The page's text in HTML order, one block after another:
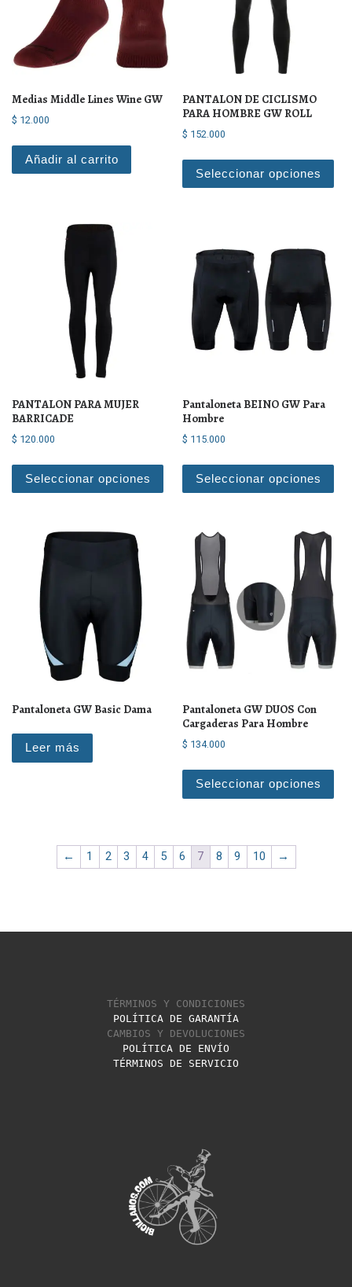
Medias Middle Lines Wine GW
$ 12.000
Añadir al carrito
PANTALON DE CICLISMO
PARA HOMBRE GW ROLL
$ 152.000
Seleccionar opciones
PANTALON PARA MUJER
BARRICADE
$ 120.000
Seleccionar opciones
Pantaloneta BEINO GW Para
Hombre
$ 115.000
Seleccionar opciones
Pantaloneta GW Basic Dama
Leer más
Pantaloneta GW DUOS Con
Cargaderas Para Hombre
$ 134.000
Seleccionar opciones
← 1 2 3 4 5 6 7 8 9 10 →
TÉRMINOS Y CONDICIONES
POLÍTICA DE GARANTÍA
CAMBIOS Y DEVOLUCIONES
POLÍTICA DE ENVÍO
TÉRMINOS DE SERVICIO